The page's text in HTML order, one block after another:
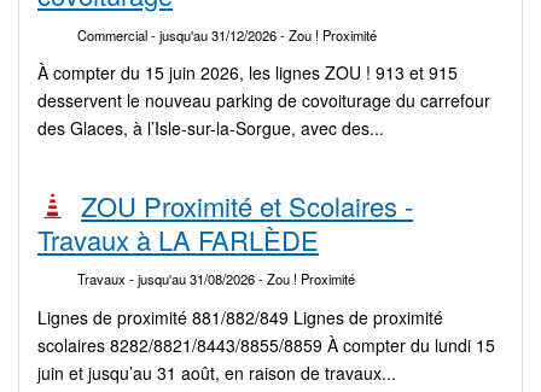
Commercial- jusqu'au 31/12/2026- Zou ! Proximité
À compter du 15 juin 2026, les lignes ZOU ! 913 et 915
desservent le nouveau parking de covoiturage du carrefour
des Glaces, à l’Isle-sur-la-Sorgue, avec des...
ZOU Proximité et Scolaires -
Travaux à LA FARLÈDE
Travaux - jusqu'au 31/08/2026- Zou ! Proximité
Lignes de proximité 881/882/849 Lignes de proximité
scolaires 8282/8821/8443/8855/8859 À compter du lundi 15
juin et jusqu’au 31 août, en raison de travaux...